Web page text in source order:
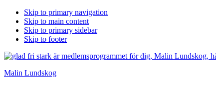
Skip to primary navigation
Skip to main content
Skip to primary sidebar
Skip to footer
Malin Lundskog